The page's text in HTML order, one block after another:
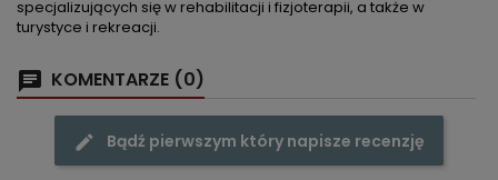
specjalizujących się w rehabilitacji i fizjoterapii, a także w
turystyce i rekreacji.
KOMENTARZE (0)
Bądź pierwszym który napisze recenzję